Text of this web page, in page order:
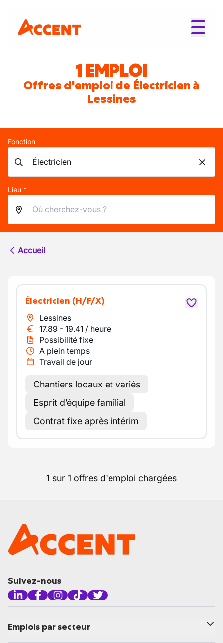
1 EMPLOI
Offres d'emploi de Électricien à
Lessines
Fonction
Lieu *
Accueil
Électricien (H/F/X)
Lessines
17.89 - 19.41 / heure
Possibilité fixe
A plein temps
Travail de jour
Chantiers locaux et variés
Esprit d’équipe familial
Contrat fixe après intérim
1 sur 1 offres d'emploi chargées
Suivez-nous
Emplois par secteur